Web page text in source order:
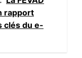
rapport
clés du e-